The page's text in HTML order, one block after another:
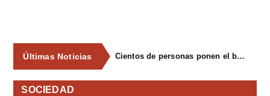
Últimas Noticias Cientos de personas ponen el broche final a las fiestas de La Salud de Lieres con la tradicional merienda
SOCIEDAD